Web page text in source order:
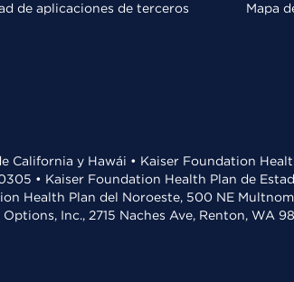
de aplicaciones de terceros Mapa
California y Hawái • Kaiser Foundation
• Kaiser Foundation Health Plan de
Health Plan del Noroeste, 500 NE
Inc., 2715 Naches Ave, Renton, WA